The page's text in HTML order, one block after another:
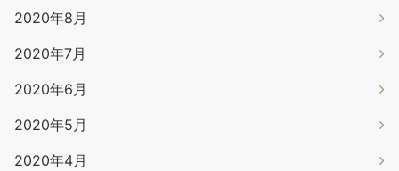
2020年8月
2020年7月
2020年6月
2020年5月
2020年4月